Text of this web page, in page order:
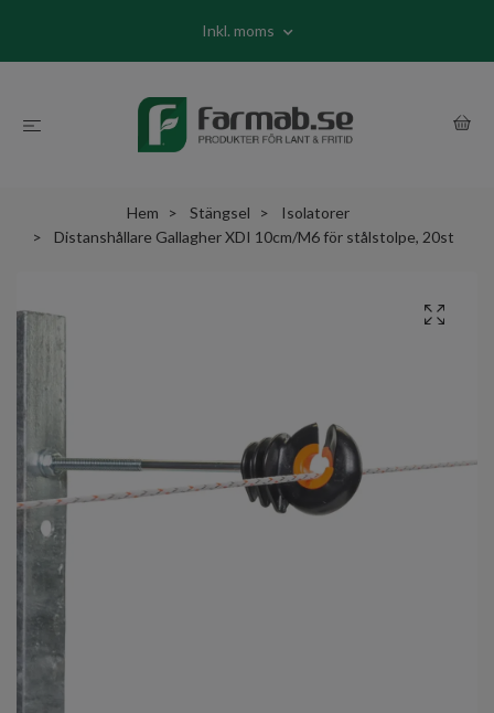
Inkl. moms
Hem Stängsel
Isolatorer
Distanshållare Gallagher XDI 10cm/M6 för stålstolpe, 20st